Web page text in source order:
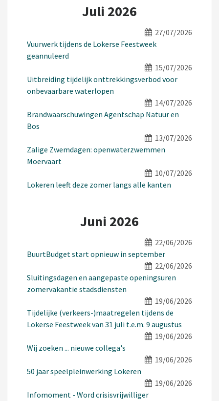
Juli 2026
27/07/2026
Vuurwerk tijdens de Lokerse Feestweek
geannuleerd
15/07/2026
Uitbreiding tijdelijk onttrekkingsverbod voor
onbevaarbare waterlopen
14/07/2026
Brandwaarschuwingen Agentschap Natuur en
Bos
13/07/2026
Zalige Zwemdagen: openwaterzwemmen
Moervaart
10/07/2026
Lokeren leeft deze zomer langs alle kanten
Juni 2026
22/06/2026
BuurtBudget start opnieuw in september
22/06/2026
Sluitingsdagen en aangepaste openingsuren
zomervakantie stadsdiensten
19/06/2026
Tijdelijke (verkeers-)maatregelen tijdens de
Lokerse Feestweek van 31 juli t.e.m. 9 augustus
19/06/2026
Wij zoeken ... nieuwe collega's
19/06/2026
50 jaar speelpleinwerking Lokeren
19/06/2026
Infomoment - Word crisisvrijwilliger